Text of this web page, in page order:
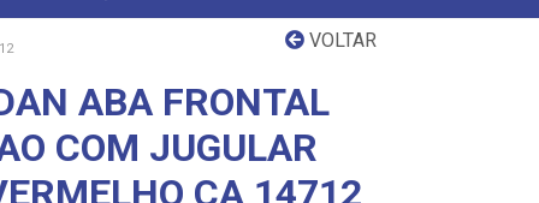
VOLTAR
ABA FRONTAL
COM JUGULAR
CA 14712